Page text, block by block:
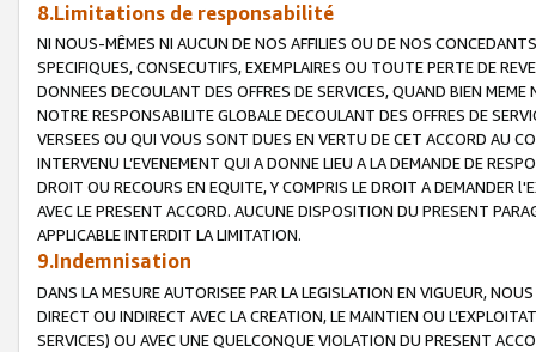
8.Limitations de responsabilité
NI NOUS-MÊMES NI AUCUN DE NOS AFFILIES OU DE NOS
SPECIFIQUES, CONSECUTIFS, EXEMPLAIRES OU TOUTE PERTE DE
DONNEES DECOULANT DES OFFRES DE SERVICES, QUAND BIEN
NOTRE RESPONSABILITE GLOBALE DECOULANT DES OFFRES DE
VERSEES OU QUI VOUS SONT DUES EN VERTU DE CET ACCORD AU
INTERVENU L’EVENEMENT QUI A DONNE LIEU A LA DEMANDE DE
DROIT OU RECOURS EN EQUITE, Y COMPRIS LE DROIT A DEMANDER
AVEC LE PRESENT ACCORD. AUCUNE DISPOSITION DU PRESENT
APPLICABLE INTERDIT LA LIMITATION.
9.Indemnisation
DANS LA MESURE AUTORISEE PAR LA LEGISLATION EN VIGUEUR,
DIRECT OU INDIRECT AVEC LA CREATION, LE MAINTIEN OU
SERVICES) OU AVEC UNE QUELCONQUE VIOLATION DU PRESENT